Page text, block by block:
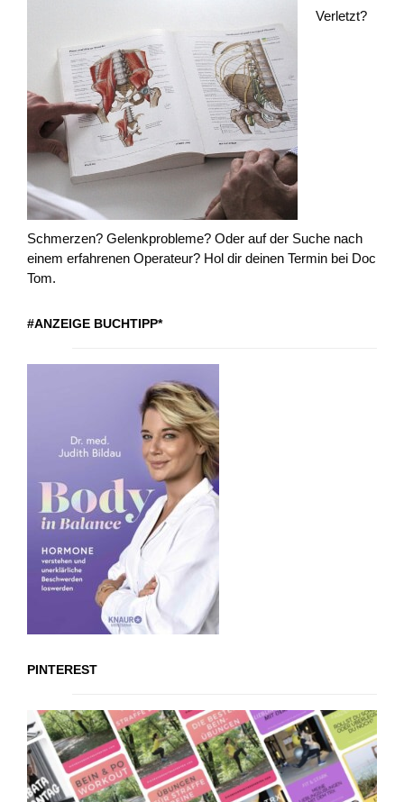
Verletzt?
Schmerzen? Gelenkprobleme? Oder auf der Suche nach
einem erfahrenen Operateur? Hol dir deinen Termin bei Doc
Tom.
#ANZEIGE BUCHTIPP*
PINTEREST